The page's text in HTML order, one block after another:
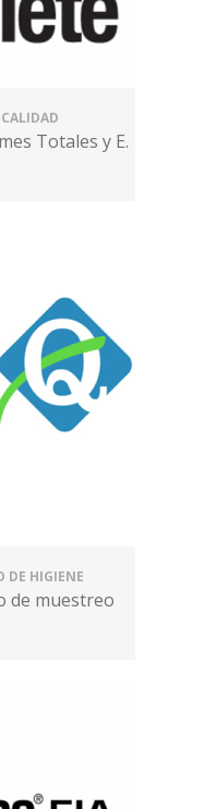
Totales y E.
DE HIGIENE
de muestreo